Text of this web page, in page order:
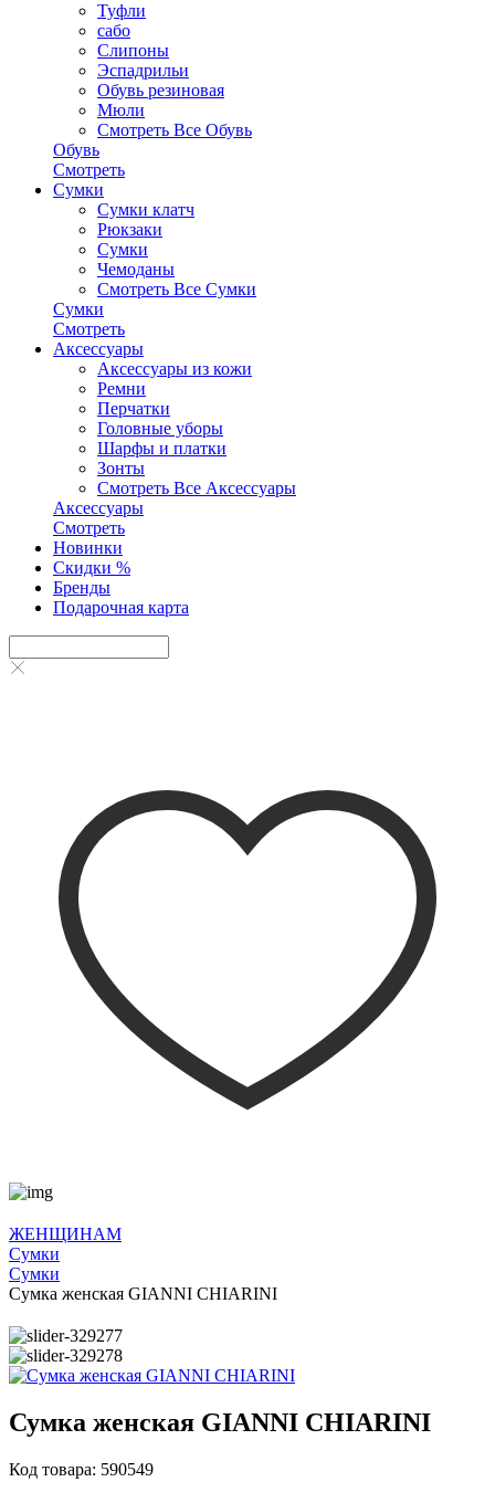
Туфли
сабо
Слипоны
Эспадрильи
Обувь резиновая
Мюли
Смотреть Все Обувь
Обувь
Смотреть
Сумки
Сумки клатч
Рюкзаки
Сумки
Чемоданы
Смотреть Все Сумки
Сумки
Смотреть
Аксессуары
Аксессуары из кожи
Ремни
Перчатки
Головные уборы
Шарфы и платки
Зонты
Смотреть Все Аксессуары
Аксессуары
Смотреть
Новинки
Скидки %
Бренды
Подарочная карта
ЖЕНЩИНАМ
Сумки
Сумки
Сумка женская GIANNI CHIARINI
Сумка женская GIANNI CHIARINI
Код товара: 590549